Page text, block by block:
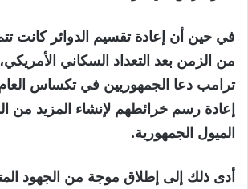
في حين أن إعادة تقسيم الدوائر كانت
من الزمن بعد التعداد السكاني
ترامب دعا الجمهوريين في تكساس
إعادة رسم خرائطهم لإنشاء المزيد من
الميول الجمهورية.
أدى ذلك إلى إطلاق موجة من الجهود